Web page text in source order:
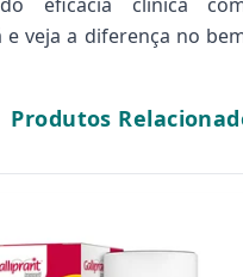
e veja a diferença no
Produtos